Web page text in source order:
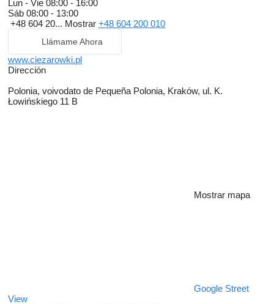
Lun - Vie 08:00 - 16:00
Sáb 08:00 - 13:00
+48 604 20... Mostrar +48 604 200 010
Llámame Ahora
www.ciezarowki.pl
Dirección
Polonia, voivodato de Pequeña Polonia, Kraków, ul. K.
Łowińskiego 11 B
Mostrar mapa
Google Street
View